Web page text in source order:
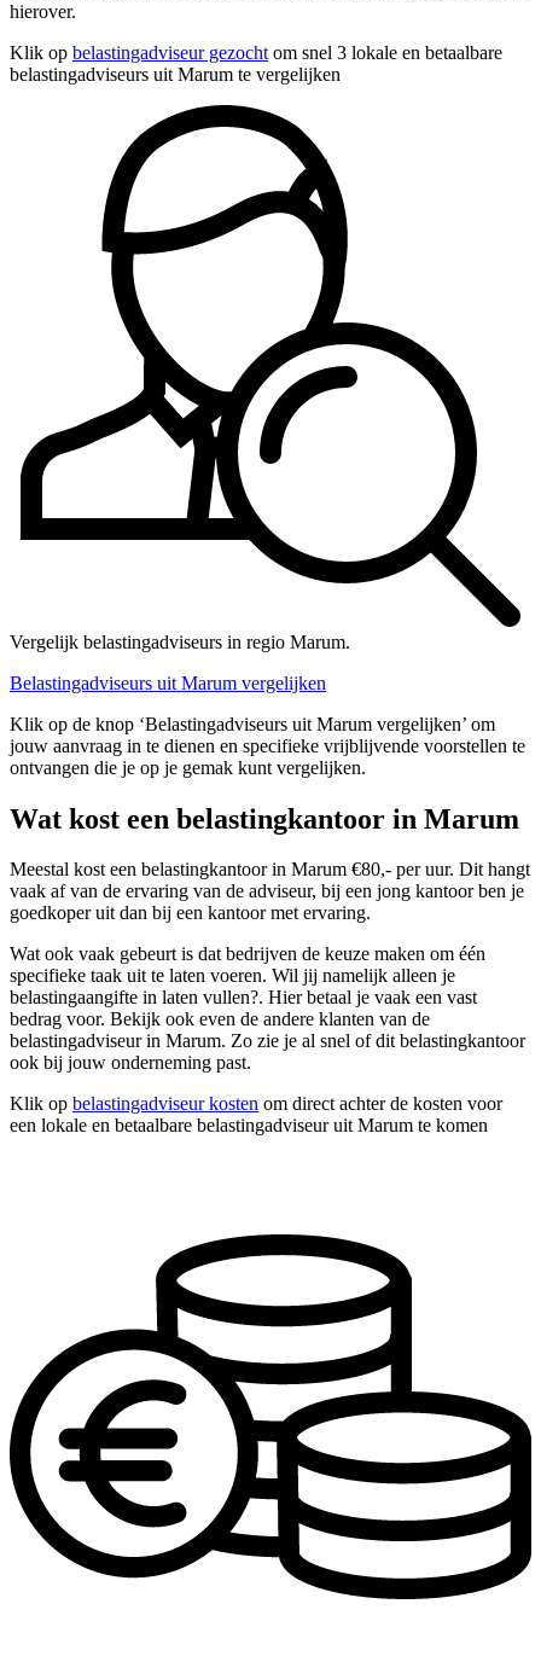
hierover.
Klik op belastingadviseur gezocht om snel 3 lokale en betaalbare
belastingadviseurs uit Marum te vergelijken
Vergelijk belastingadviseurs in regio Marum.
Belastingadviseurs uit Marum vergelijken
Klik op de knop ‘Belastingadviseurs uit Marum vergelijken’ om
jouw aanvraag in te dienen en specifieke vrijblijvende voorstellen te
ontvangen die je op je gemak kunt vergelijken.
Wat kost een belastingkantoor in Marum
Meestal kost een belastingkantoor in Marum €80,- per uur. Dit hangt
vaak af van de ervaring van de adviseur, bij een jong kantoor ben je
goedkoper uit dan bij een kantoor met ervaring.
Wat ook vaak gebeurt is dat bedrijven de keuze maken om één
specifieke taak uit te laten voeren. Wil jij namelijk alleen je
belastingaangifte in laten vullen?. Hier betaal je vaak een vast
bedrag voor. Bekijk ook even de andere klanten van de
belastingadviseur in Marum. Zo zie je al snel of dit belastingkantoor
ook bij jouw onderneming past.
Klik op belastingadviseur kosten om direct achter de kosten voor
een lokale en betaalbare belastingadviseur uit Marum te komen